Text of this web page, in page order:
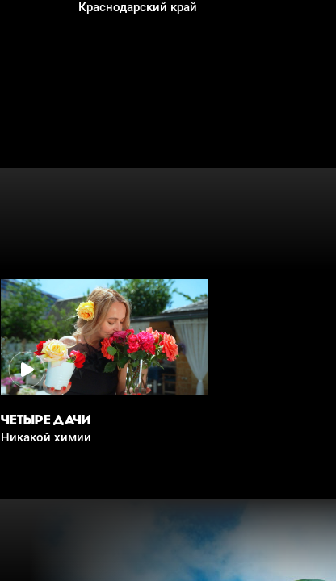
Краснодарский край
ЧЕТЫРЕ ДАЧИ
Никакой химии